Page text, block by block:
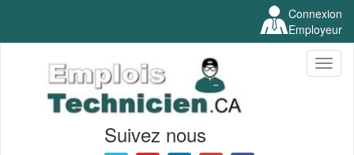
Connexion
Employeur
Suivez nous